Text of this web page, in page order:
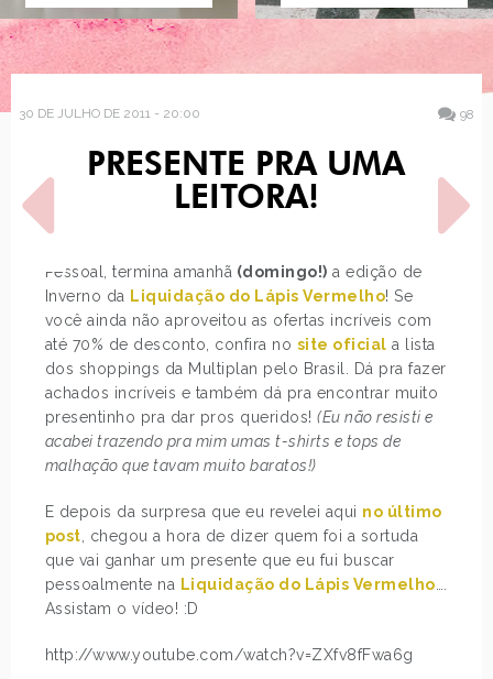
30 DE JULHO DE 2011 - 20:00 98
PRESENTE PRA UMA
LEITORA!
Pessoal, termina amanhã (domingo!) a edição de
Inverno da Liquidação do Lápis Vermelho! Se
você ainda não aproveitou as ofertas incríveis com
até 70% de desconto, confira no site oficial a lista
dos shoppings da Multiplan pelo Brasil. Dá pra fazer
achados incríveis e também dá pra encontrar muito
presentinho pra dar pros queridos!(Eu não resisti e
acabei trazendo pra mim umas t-shirts e tops de
malhação que tavam muito baratos!)
E depois da surpresa que eu revelei aqui no último
post , chegou a hora de dizer quem foi a sortuda
que vai ganhar um presente que eu fui buscar
pessoalmente na Liquidação do Lápis Vermelho
Assistam o vídeo! :D
http://www.youtube.com/watch?v=ZXfv8fFwa6g
POST ANTERIOR
LOOK DO DIA: BRASÃO
PRÓXIMO POST
YOUPIX FESTIVAL